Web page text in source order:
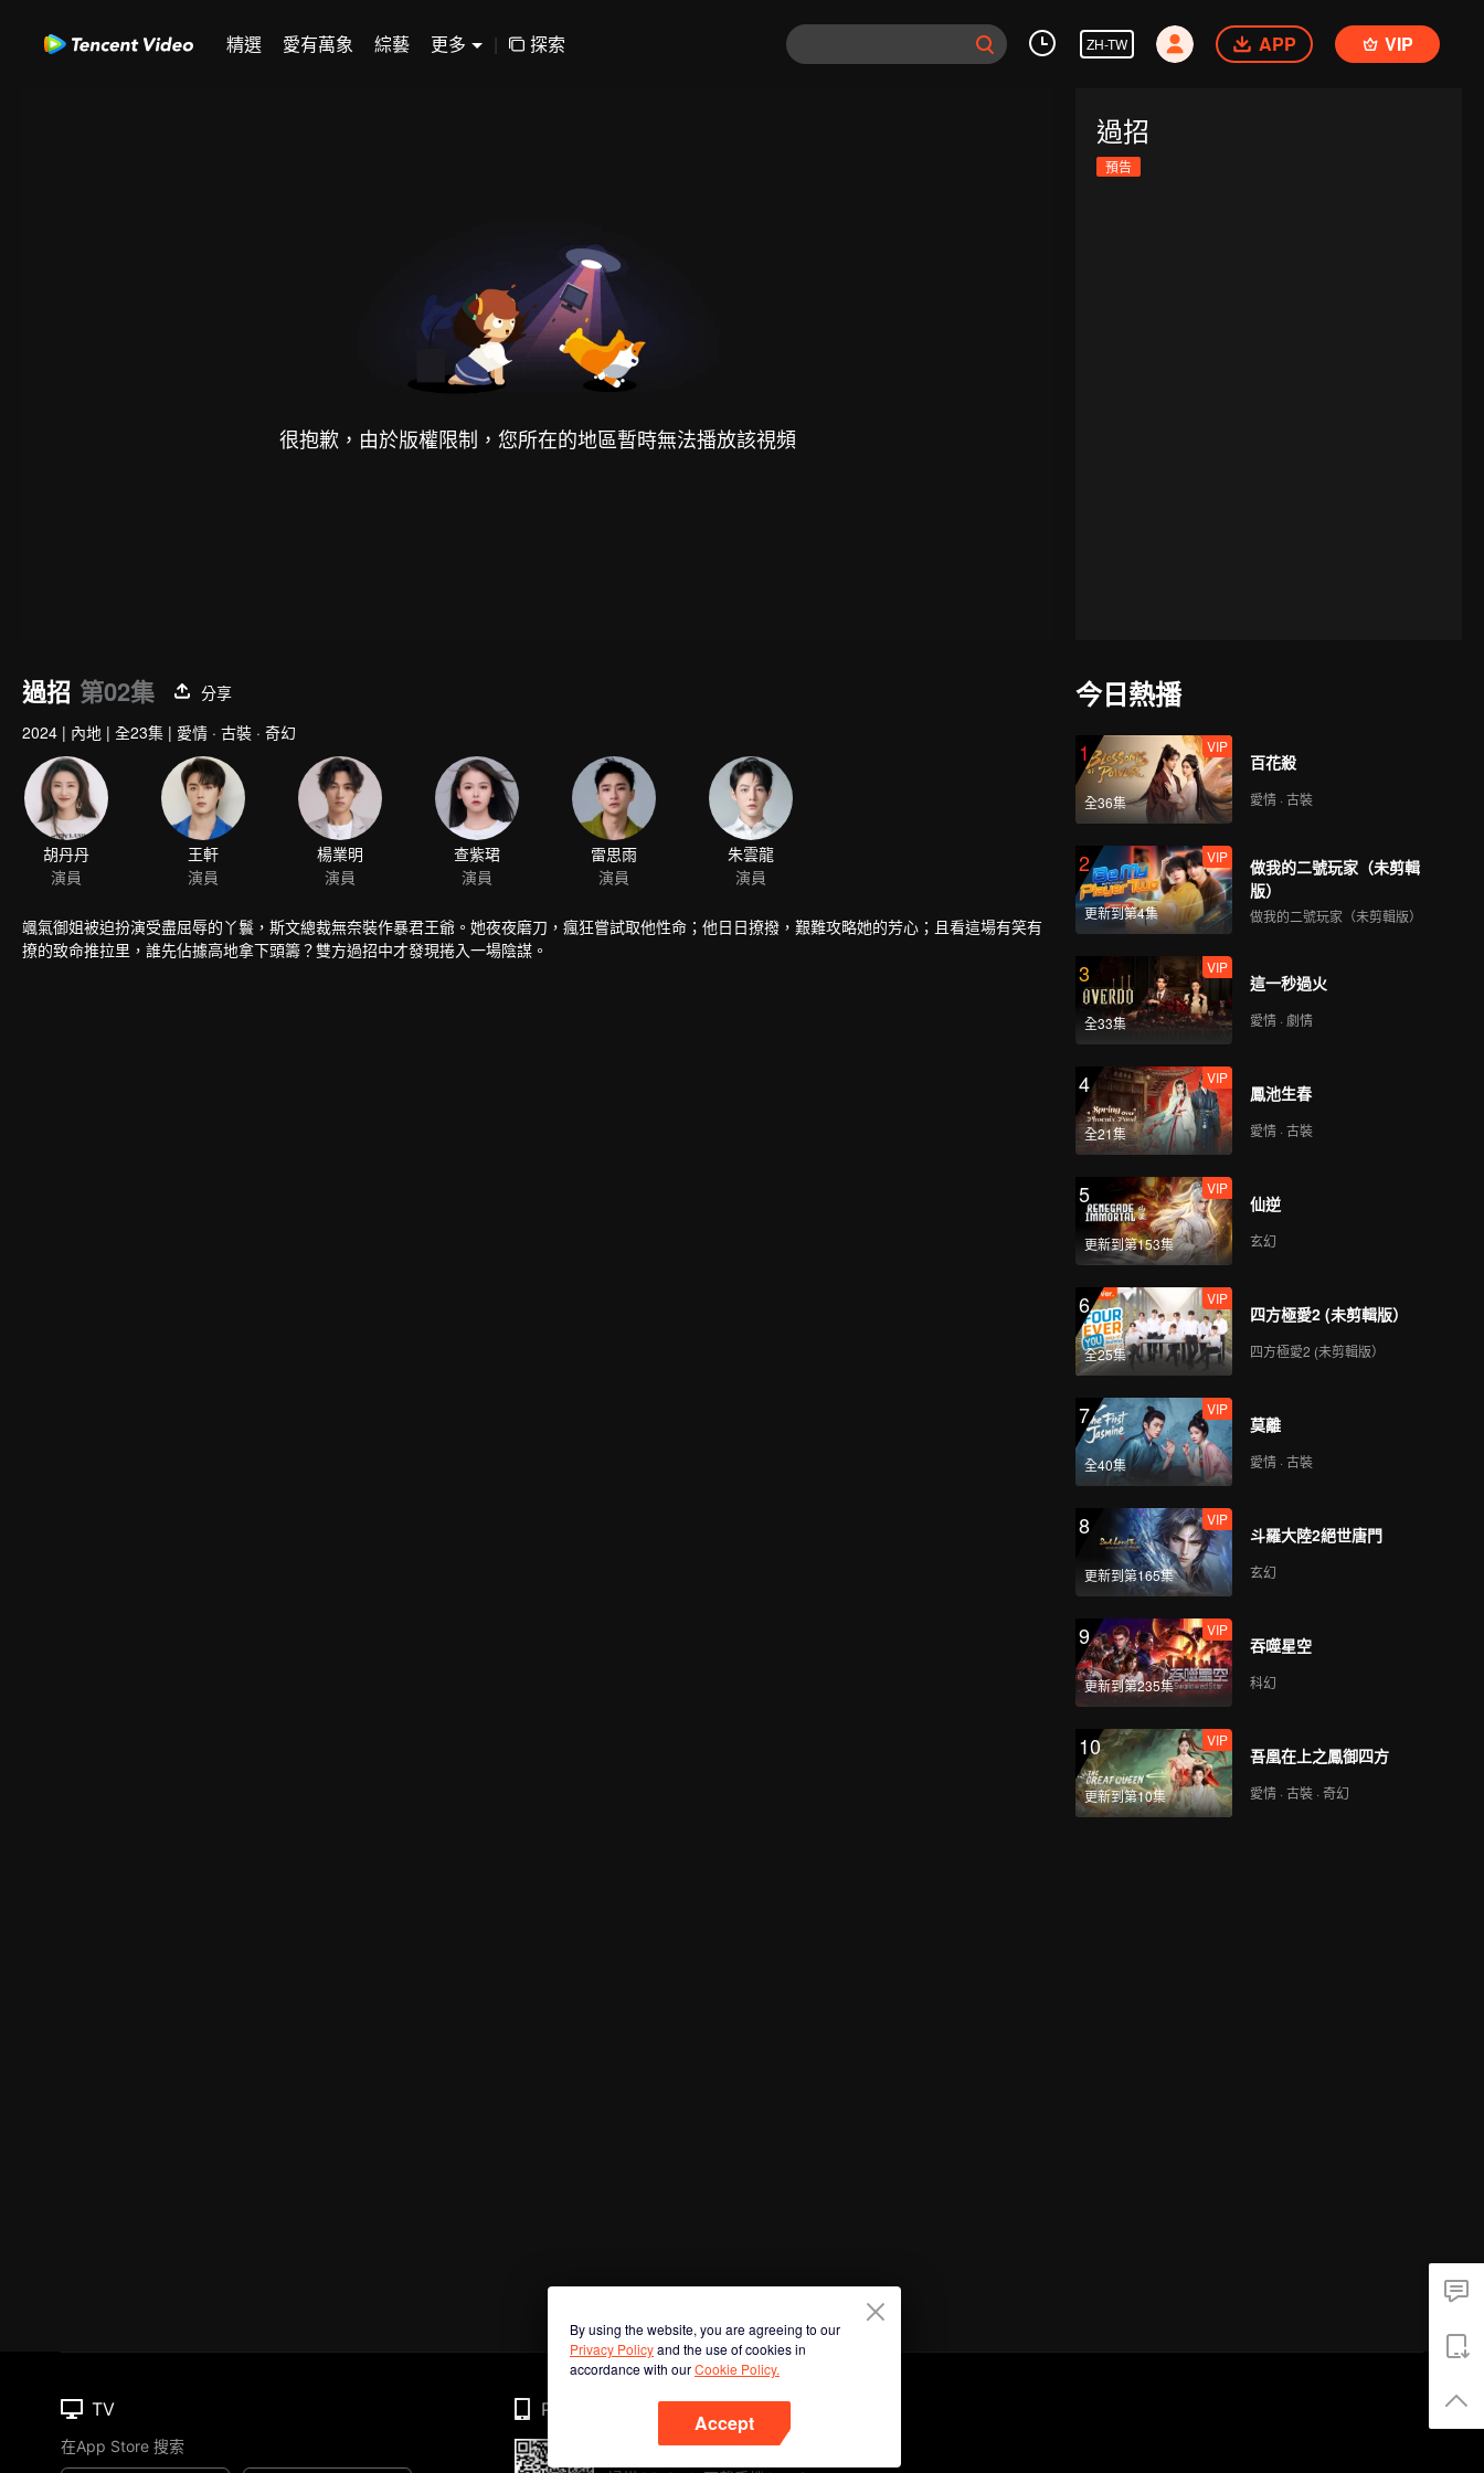
精選 愛有萬象 綜藝 更多 | 探索 ZH-TW APP VIP
很抱歉，由於版權限制，您所在的地區暫時無法播放該視頻
過招
預告
過招 第02集
分享
2024 | 內地 | 全23集 | 愛情 · 古裝 · 奇幻
胡丹丹
演員
王軒
演員
颯氣御姐被迫扮演受盡屈辱的丫鬟，斯文總裁無奈裝作暴君王爺。她夜夜磨刀，瘋狂嘗試取他性命；他日日撩撥，艱難攻略她的芳心；且看這場有笑有
撩的致命推拉里，誰先佔據高地拿下頭籌？雙方過招中才發現捲入一場陰謀。
今日熱播
1
全36集
VIP
百花殺
愛情 · 古裝
2
更新到第4集
VIP
做我的二號玩家（未剪輯
版）
做我的二號玩家（未剪輯版）
3
全33集
VIP
這一秒過火
愛情 · 劇情
4
全21集
VIP
鳳池生春
愛情 · 古裝
5
更新到第153集
VIP
仙逆
玄幻
6
全25集
VIP
四方極愛2 (未剪輯版）
四方極愛2 (未剪輯版）
7
全40集
VIP
莫離
愛情 · 古裝
8
更新到第165集
VIP
斗羅大陸2絕世唐門
玄幻
9
更新到第235集
VIP
吞噬星空
科幻
10
更新到第10集
VIP
吾凰在上之鳳御四方
愛情 · 古裝 · 奇幻
By using the website, you are agreeing to our
Privacy Policyand the use of cookies in
accordance with ourCookie Policy.
Accept
TV
在App Store 搜索
Phone